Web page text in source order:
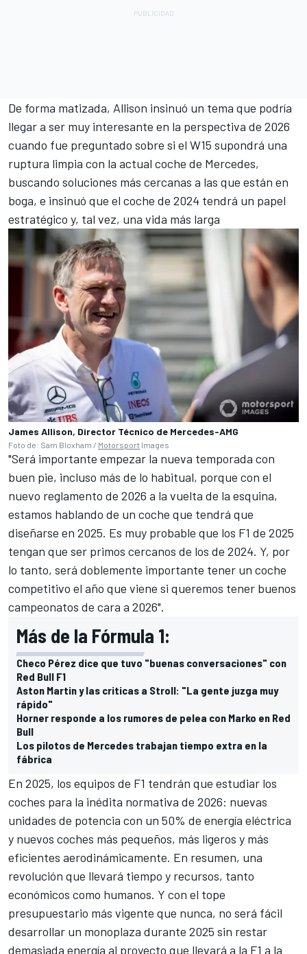
De forma matizada, Allison insinuó un tema que podría
llegar a ser muy interesante en la perspectiva de 2026
cuando fue preguntado sobre si el W15 supondrá una
ruptura limpia con la actual coche de Mercedes,
buscando soluciones más cercanas a las que están en
boga, e insinuó que el coche de 2024 tendrá un papel
estratégico y, tal vez, una vida más larga
James Allison, Director Técnico de Mercedes-AMG
Foto de: Sam Bloxham / Motorsport Images
"Será importante empezar la nueva temporada con
buen pie, incluso más de lo habitual, porque con el
nuevo reglamento de 2026 a la vuelta de la esquina,
estamos hablando de un coche que tendrá que
diseñarse en 2025. Es muy probable que los F1 de 2025
tengan que ser primos cercanos de los de 2024. Y, por
lo tanto, será doblemente importante tener un coche
competitivo el año que viene si queremos tener buenos
campeonatos de cara a 2026".
Más de la Fórmula 1:
Checo Pérez dice que tuvo "buenas conversaciones" con
Red Bull F1
Aston Martin y las criticas a Stroll: "La gente juzga muy
rápido"
Horner responde a los rumores de pelea con Marko en Red
Bull
Los pilotos de Mercedes trabajan tiempo extra en la
fábrica
En 2025, los equipos de F1 tendrán que estudiar los
coches para la inédita normativa de 2026: nuevas
unidades de potencia con un 50% de energía eléctrica
y nuevos coches más pequeños, más ligeros y más
eficientes aerodinámicamente. En resumen, una
revolución que llevará tiempo y recursos, tanto
económicos como humanos. Y con el tope
presupuestario más vigente que nunca, no será fácil
desarrollar un monoplaza durante 2025 sin restar
demasiada energía al proyecto que llevará a la F1 a la